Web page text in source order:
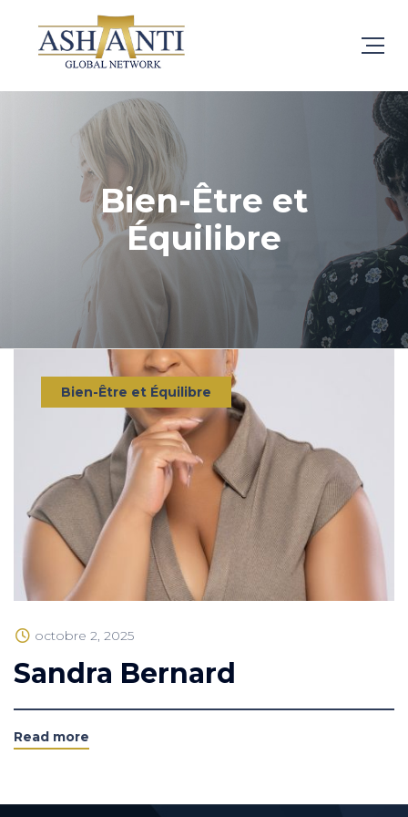
Bien-Être et
Équilibre
Bien-Être et Équilibre
octobre 2, 2025
Sandra Bernard
Read more